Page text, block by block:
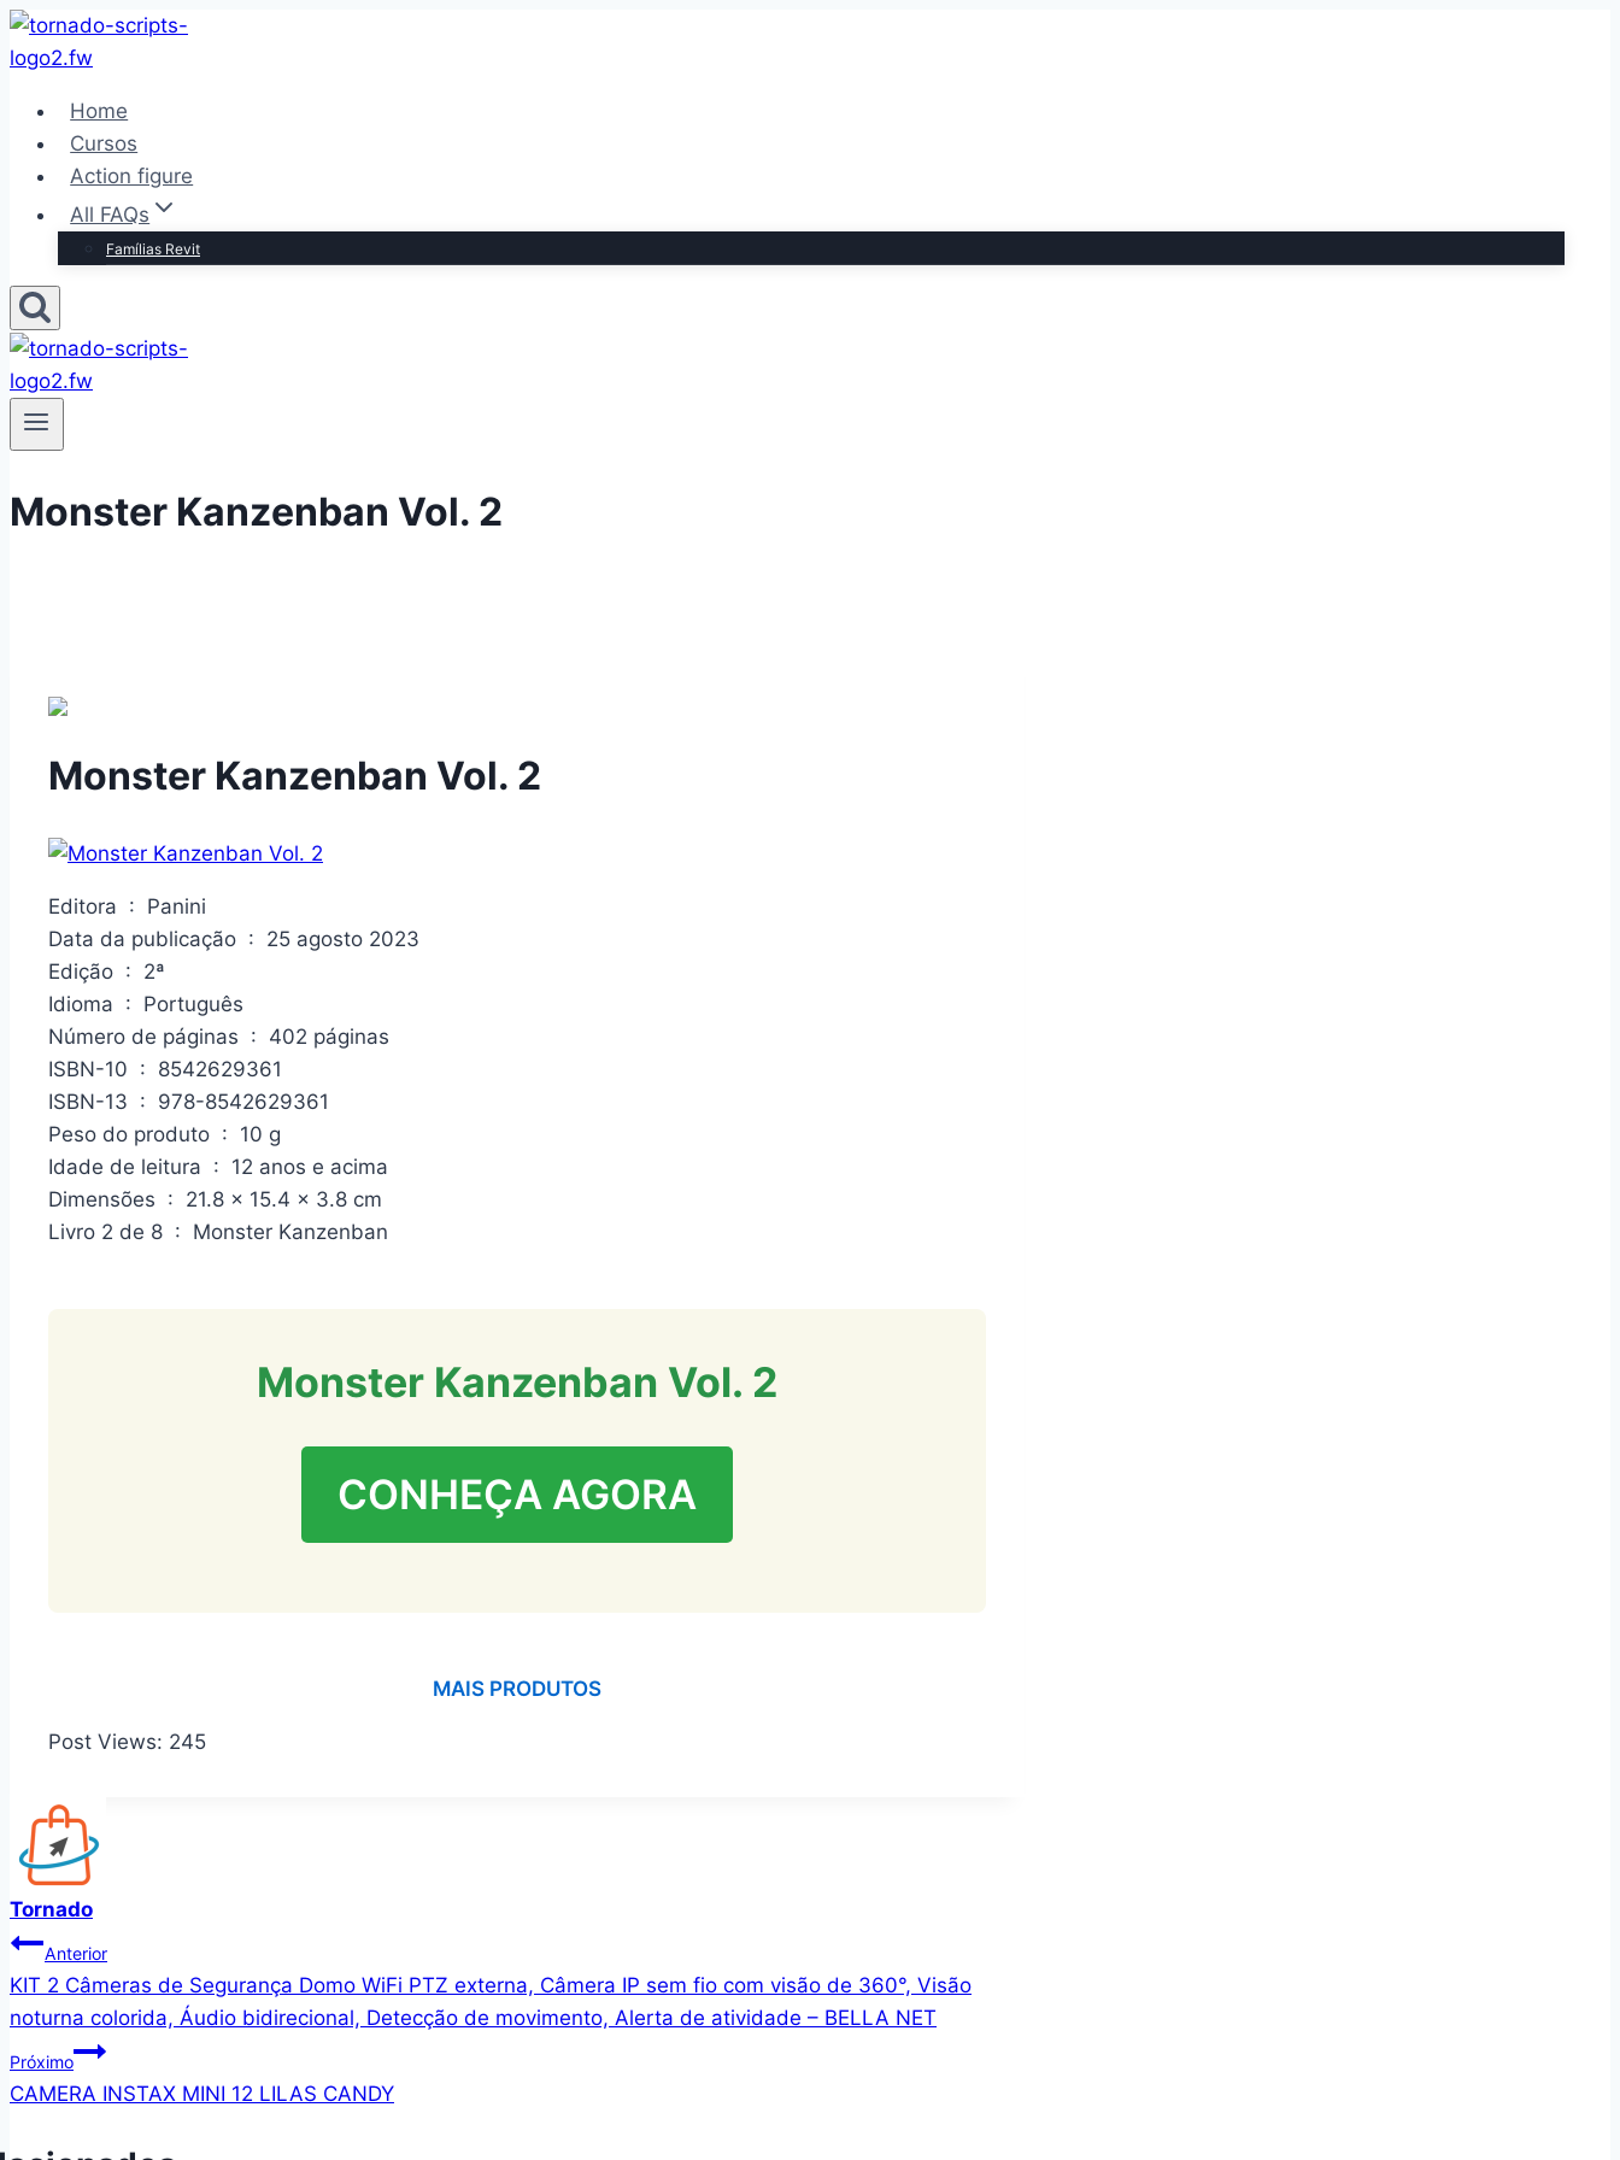
Pular
para
Conteúdo
Home
Cursos
Action figure
All FAQs
Famílias Revit
Monster Kanzenban Vol. 2
Monster Kanzenban Vol. 2
Editora ‏ : ‎ Panini
Data da publicação ‏ : ‎ 25 agosto 2023
Edição ‏ : ‎ 2ª
Idioma ‏ : ‎ Português
Número de páginas ‏ : ‎ 402 páginas
ISBN-10 ‏ : ‎ 8542629361
ISBN-13 ‏ : ‎ 978-8542629361
Peso do produto ‏ : ‎ 10 g
Idade de leitura ‏ : ‎ 12 anos e acima
Dimensões ‏ : ‎ 21.8 x 15.4 x 3.8 cm
Livro 2 de 8 ‏ : ‎ Monster Kanzenban
Monster Kanzenban Vol. 2
CONHEÇA AGORA
MAIS PRODUTOS
Post Views: 245
Tornado
Navegação
de
Post
Anterior
KIT 2 Câmeras de Segurança Domo WiFi PTZ externa, Câmera IP sem fio com visão de 360°, Visão
noturna colorida, Áudio bidirecional, Detecção de movimento, Alerta de atividade – BELLA NET
Próximo
CAMERA INSTAX MINI 12 LILAS CANDY